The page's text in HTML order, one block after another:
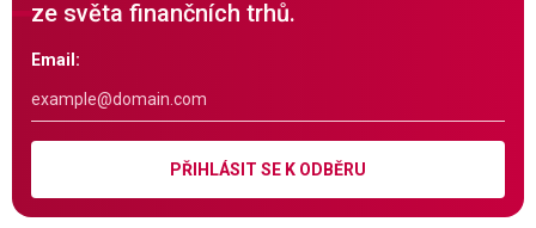
ze světa finančních trhů.
Email:
PŘIHLÁSIT SE K ODBĚRU